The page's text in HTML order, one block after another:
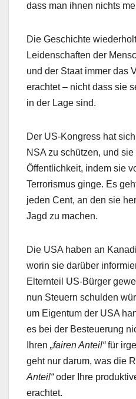
dass man ihnen nichts
Die Geschichte
Leidenschaften der
und der Staat immer das
erachtet – nicht dass sie
in der Lage sind.
Der US-Kongress hat
NSA zu schützen, und
Öffentlichkeit, indem sie
Terrorismus ginge. Es
jeden Cent, an den sie
Jagd zu machen.
Die USA haben an
worin sie darüber
Elternteil US-Bürger
nun Steuern schulden
um Eigentum der USA
es bei der Besteuerung
Ihren „fairen Anteil“für
geht nur darum, was die
Anteil“oder Ihre
erachtet.